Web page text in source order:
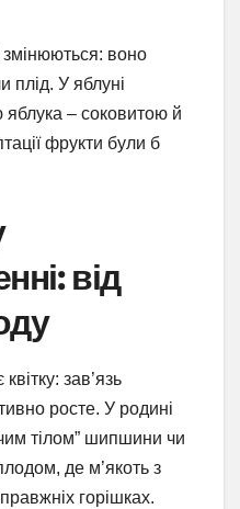
змінюються: воно
плід. У яблуні
яблука – соковитою й
фрукти були б
від
зав’язь
росте. У родині
тілом” шипшини чи
де м’якоть з
горішках.